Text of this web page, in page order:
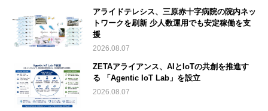
アライドテレシス、三原赤十字病院の院内ネッ
トワークを刷新 少人数運用でも安定稼働を支
援
2026.08.07
ZETAアライアンス、AIとIoTの共創を推進す
る 「Agentic IoT Lab」を設立
2026.08.07